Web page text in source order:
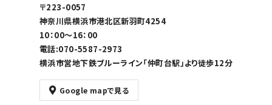
〒223-0057
神奈川県横浜市港北区新羽町4254
10：00～16：00
電話:070-5587-2973
横浜市営地下鉄ブルーライン「仲町台駅」より徒歩12分
Google mapで見る